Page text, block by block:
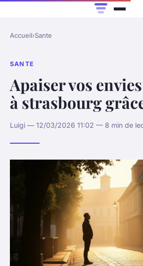
Accueil›Sante
SANTE
Apaiser vos
à strasbourg
Luigi — 12/03/2026 11:02 — 8 min de